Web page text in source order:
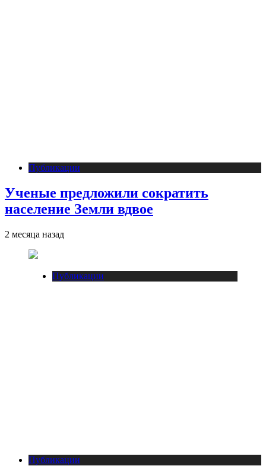
Публикации
Ученые предложили сократить
население Земли вдвое
2 месяца назад
Публикации
Публикации